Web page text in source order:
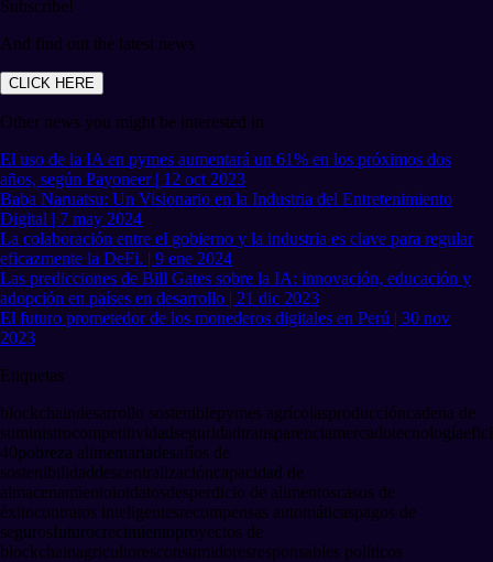
Subscribe!
And find out the latest news
CLICK HERE
Other news you might be interested in
El uso de la IA en pymes aumentará un 61% en los próximos dos
años, según Payoneer | 12 oct 2023
Baba Naruatsu: Un Visionario en la Industria del Entretenimiento
Digital | 7 may 2024
La colaboración entre el gobierno y la industria es clave para regular
eficazmente la DeFi. | 9 ene 2024
Las predicciones de Bill Gates sobre la IA: innovación, educación y
adopción en países en desarrollo | 21 dic 2023
El futuro prometedor de los monederos digitales en Perú | 30 nov
2023
Etiquetas
blockchaindesarrollo sosteniblepymes agrícolasproduccióncadena de
suministrocompetitividadseguridadtransparenciamercadotecnología
40pobreza alimentariadesafíos de
sostenibilidaddescentralizacióncapacidad de
almacenamientoiotdatosdesperdicio de alimentoscasos de
éxitocontratos inteligentesrecompensas automáticaspagos de
segurosfuturocrecimientoproyectos de
blockchainagricultoresconsumidoresresponsables políticos